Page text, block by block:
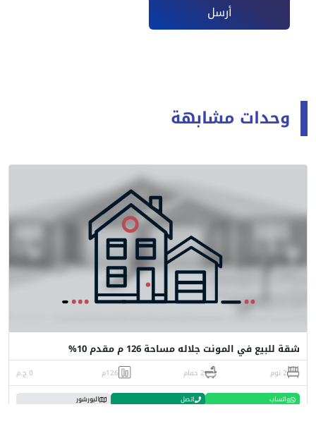
أرسل
وحدات مشابهة
شقة للبيع في المونت جلاله مساحة 126 م مقدم 10%
2 نوم 2 حمام 126م 0 ج.م
واتساب اتصل البورشور